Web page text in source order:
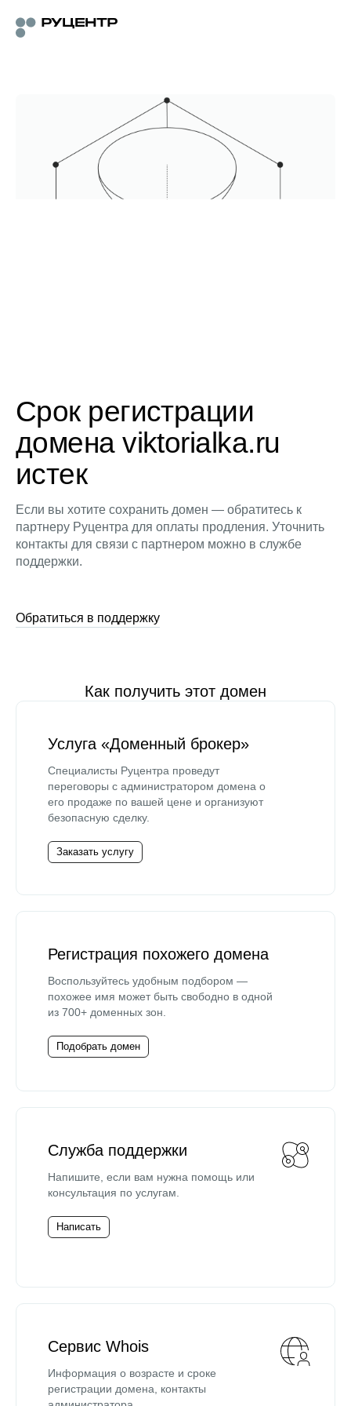
Срок регистрации
домена viktorialka.ru
истек
Если вы хотите сохранить домен — обратитесь к
партнеру Руцентра для оплаты продления. Уточнить
контакты для связи с партнером можно в службе
поддержки.
Обратиться в поддержку
Как получить этот домен
Услуга «Доменный брокер»
Специалисты Руцентра проведут
переговоры с администратором домена о
его продаже по вашей цене и организуют
безопасную сделку.
Заказать услугу
Регистрация похожего домена
Воспользуйтесь удобным подбором —
похожее имя может быть свободно в одной
из 700+ доменных зон.
Подобрать домен
Служба поддержки
Напишите, если вам нужна помощь или
консультация по услугам.
Написать
Сервис Whois
Информация о возрасте и сроке
регистрации домена, контакты